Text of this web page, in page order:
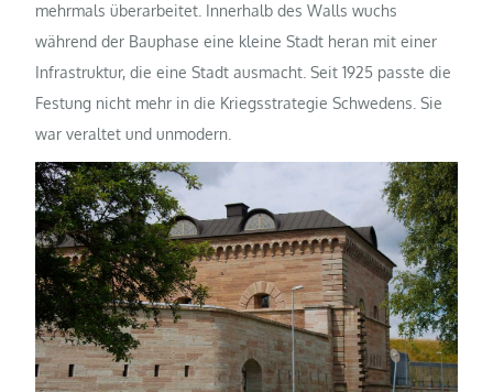
mehrmals überarbeitet. Innerhalb des Walls wuchs
während der Bauphase eine kleine Stadt heran mit einer
Infrastruktur, die eine Stadt ausmacht. Seit 1925 passte die
Festung nicht mehr in die Kriegsstrategie Schwedens. Sie
war veraltet und unmodern.